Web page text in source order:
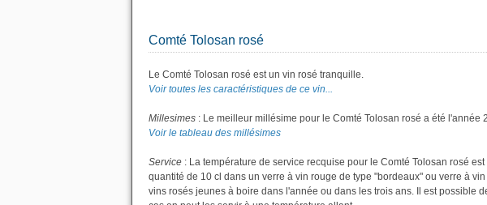
Comté Tolosan rosé
Le Comté Tolosan rosé est un vin rosé tranquille.
Voir toutes les caractéristiques de ce vin...
Millesimes : Le meilleur millésime pour le Comté Tolosan rosé a été l'année
Voir le tableau des millésimes
Service : La température de service recquise pour le Comté Tolosan rosé
quantité de 10 cl dans un verre à vin rouge de type "bordeaux" ou verre à
vins rosés jeunes à boire dans l'année ou dans les trois ans. Il est possible